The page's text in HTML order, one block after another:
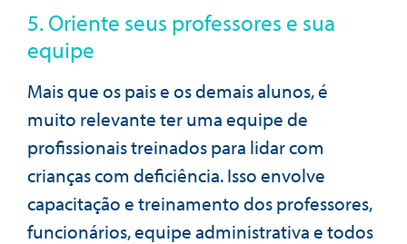
5. Oriente seus professores e sua
equipe
Mais que os pais e os demais alunos, é
muito relevante ter uma equipe de
profissionais treinados para lidar com
crianças com deficiência. Isso envolve
capacitação e treinamento dos professores,
funcionários, equipe administrativa e todos